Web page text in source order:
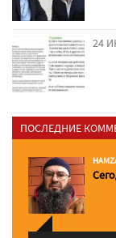
24
ПОСЛЕДНИЕ